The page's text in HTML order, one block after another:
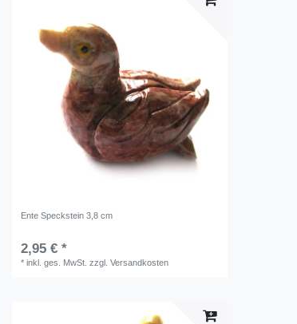
Ente Speckstein 3,8 cm
2,95 € *
*inkl. ges. MwSt. zzgl.Versandkosten